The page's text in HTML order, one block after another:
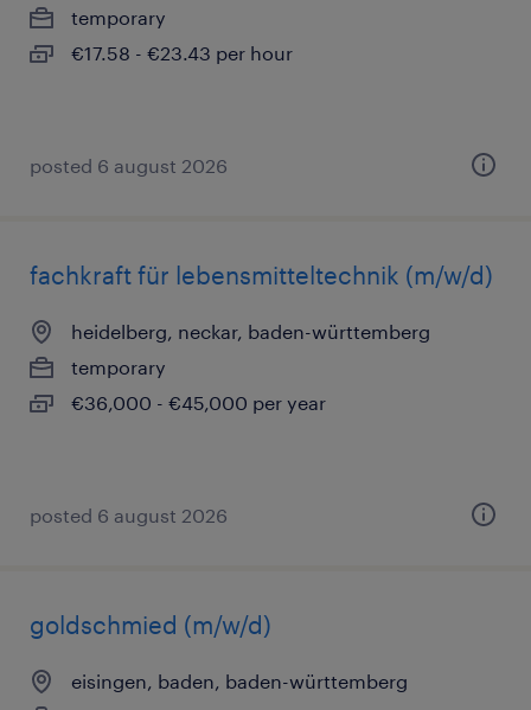
temporary
€17.58 - €23.43 per hour
posted 6 august 2026
fachkraft für lebensmitteltechnik (m/w/d)
heidelberg, neckar, baden-württemberg
temporary
€36,000 - €45,000 per year
posted 6 august 2026
goldschmied (m/w/d)
eisingen, baden, baden-württemberg